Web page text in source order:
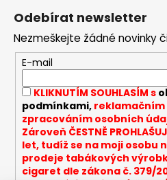
a
c
í
p
r
v
k
y
v
ý
Odebírat newsletter
Nezmeškejte žádné novinky
E-mail
KLIKNUTÍM SOUHLASÍM s
podmínkami,reklamačním
zpracováním osobních
Zároveň ČESTNĚ
let, tudíž se na moji osobu
prodeje tabákových
cigaret dle zákona č. 379/